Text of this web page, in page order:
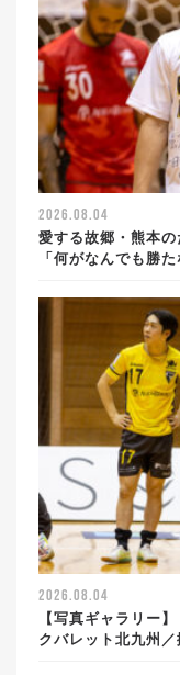
2026.08.04
愛する故郷・熊本
「何がなんでも勝
2026.08.04
【写真ギャラリー
クバレット北九州